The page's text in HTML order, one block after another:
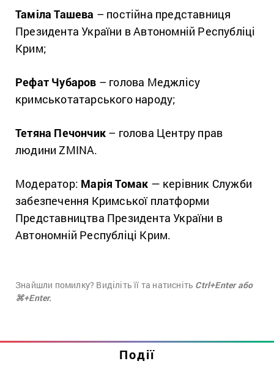
Таміла Ташева – постійна представниця
Президента України в Автономній Республіці
Крим;
Рефат Чубаров – голова Меджлісу
кримськотатарського народу;
Тетяна Печончик – голова Центру прав
людини ZMINA.
Модератор: Марія Томак — керівник Служби
забезпечення Кримської платформи
Представництва Президента України в
Автономній Республіці Крим.
Знайшли помилку? Виділіть її та натисніть Ctrl+Enter або
⌘+Enter.
Події